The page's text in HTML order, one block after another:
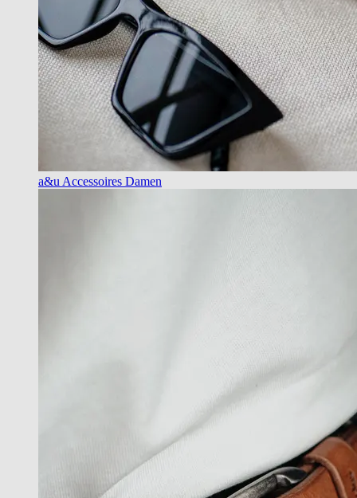
a&u Accessoires Damen